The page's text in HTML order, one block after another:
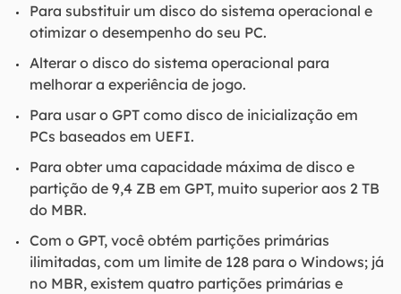
Para substituir um disco do sistema operacional e
otimizar o desempenho do seu PC.
Alterar o disco do sistema operacional para
melhorar a experiência de jogo.
Para usar o GPT como disco de inicialização em
PCs baseados em UEFI.
Para obter uma capacidade máxima de disco e
partição de 9,4 ZB em GPT, muito superior aos 2 TB
do MBR.
Com o GPT, você obtém partições primárias
ilimitadas, com um limite de 128 para o Windows; já
no MBR, existem quatro partições primárias e